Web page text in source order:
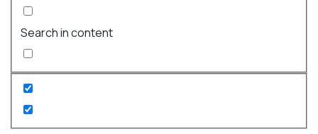
Search in content